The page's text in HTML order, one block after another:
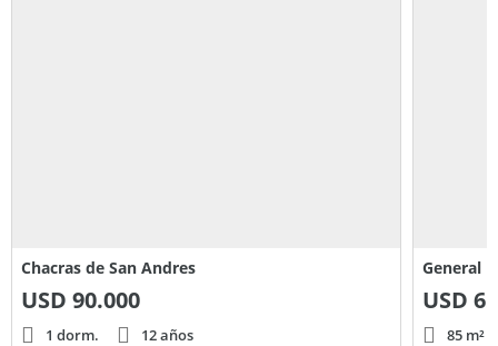
Chacras de San Andres
USD 90.000
1 dorm. 12 años
General
USD
85 m²